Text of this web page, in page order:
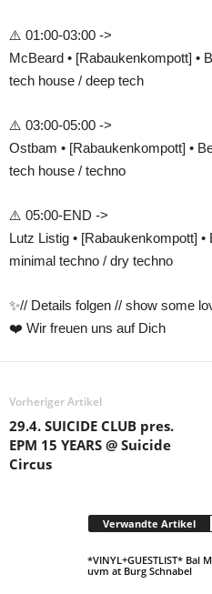
⚠️ 01:00-03:00 ->
McBeard • [Rabaukenkompott] •
tech house / deep tech
⚠️ 03:00-05:00 ->
Ostbam • [Rabaukenkompott] •
tech house / techno
⚠️ 05:00-END ->
Lutz Listig • [Rabaukenkompott] •
minimal techno / dry techno
✨// Details folgen // show some
❤️ Wir freuen uns auf Dich
Vorheriger Artikel
29.4. SUICIDE CLUB pres.
EPM 15 YEARS @ Suicide
Circus
Verwandte Artikel
*VINYL+GUESTLIST* Bal
uvm at Burg Schnabel